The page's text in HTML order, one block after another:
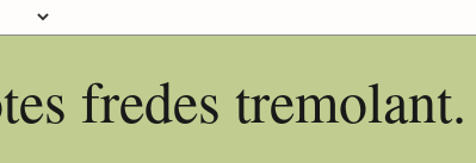
fredes